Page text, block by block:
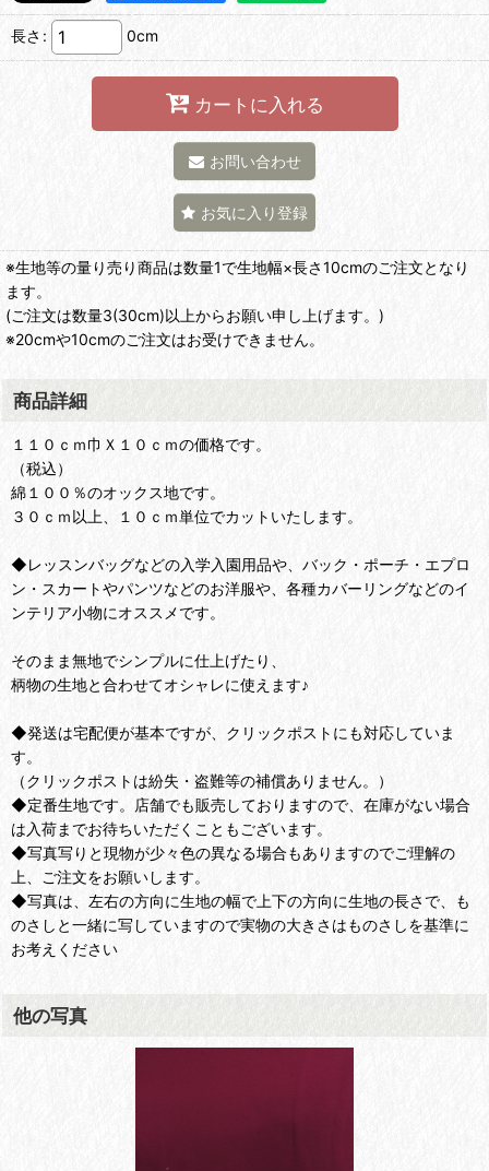
長さ : 0cm
カートに入れる
お問い合わせ
お気に入り登録
※生地等の量り売り商品は数量1で生地幅×長さ10cmのご注文となり
ます。
(ご注文は数量3(30cm)以上からお願い申し上げます。)
※20cmや10cmのご注文はお受けできません。
商品詳細
１１０ｃｍ巾Ｘ１０ｃｍの価格です。
（税込）
綿１００％のオックス地です。
３０ｃｍ以上、１０ｃｍ単位でカットいたします。
◆レッスンバッグなどの入学入園用品や、バック・ポーチ・エプロ
ン・スカートやパンツなどのお洋服や、各種カバーリングなどのイ
ンテリア小物にオススメです。
そのまま無地でシンプルに仕上げたり、
柄物の生地と合わせてオシャレに使えます♪
◆発送は宅配便が基本ですが、クリックポストにも対応していま
す。
（クリックポストは紛失・盗難等の補償ありません。）
◆定番生地です。店舗でも販売しておりますので、在庫がない場合
は入荷までお待ちいただくこともございます。
◆写真写りと現物が少々色の異なる場合もありますのでご理解の
上、ご注文をお願いします。
◆写真は、左右の方向に生地の幅で上下の方向に生地の長さで、も
のさしと一緒に写していますので実物の大きさはものさしを基準に
お考えください
他の写真